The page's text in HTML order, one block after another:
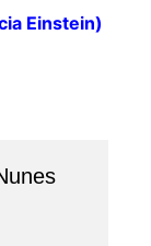
Einstein)